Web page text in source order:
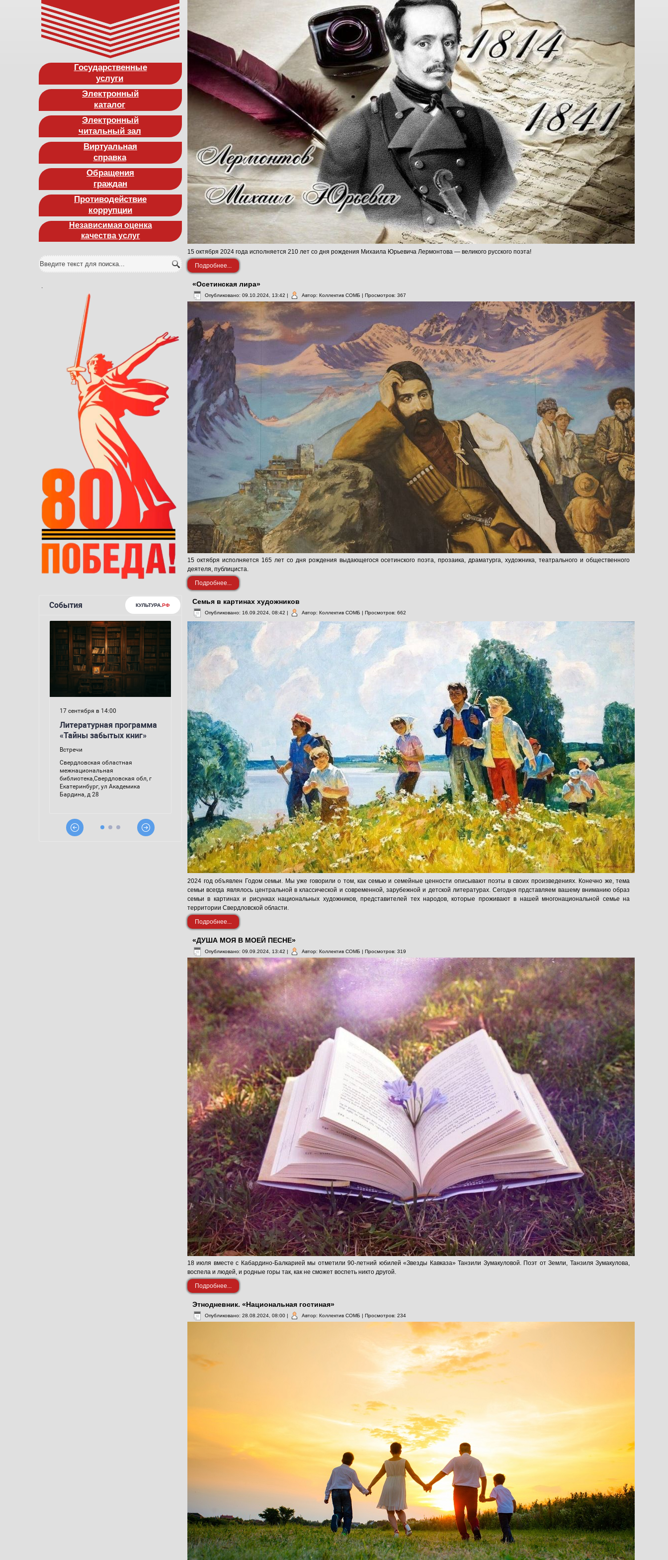
Государственные
услуги
Электронный
каталог
Электронный
читальный зал
Виртуальная
справка
Обращения
граждан
Противодействие
коррупции
Независимая оценка
качества услуг
15 октября 2024 года исполняется 210 лет со дня рождения Михаила Юрьевича Лермонтова — великого русского поэта!
Подробнее...
«Осетинская лира»
Опубликовано: 09.10.2024, 13:42 | Автор: Коллектив СОМБ | Просмотров: 367
15 октября исполняется 165 лет со дня рождения выдающегося осетинского поэта, прозаика, драматурга, художника, театрального и общественного
деятеля, публициста.
Подробнее...
Семья в картинах художников
Опубликовано: 16.09.2024, 08:42 | Автор: Коллектив СОМБ | Просмотров: 662
2024 год объявлен Годом семьи. Мы уже говорили о том, как семью и семейные ценности описывают поэты в своих произведениях. Конечно же, тема
семьи всегда являлось центральной в классической и современной, зарубежной и детской литературах. Сегодня прдставляем вашему вниманию образ
семьи в картинах и рисунках национальных художников, представителей тех народов, которые проживают в нашей многонациональной семье на
территории Свердловской области.
Подробнее...
«ДУША МОЯ В МОЕЙ ПЕСНЕ»
Опубликовано: 09.09.2024, 13:42 | Автор: Коллектив СОМБ | Просмотров: 319
18 июля вместе с Кабардино-Балкарией мы отметили 90-летний юбилей «Звезды Кавказа» Танзили Зумакуловой. Поэт от Земли, Танзиля Зумакулова,
воспела и людей, и родные горы так, как не сможет воспеть никто другой.
Подробнее...
Этнодневник. «Национальная гостиная»
Опубликовано: 28.08.2024, 08:00 | Автор: Коллектив СОМБ | Просмотров: 234